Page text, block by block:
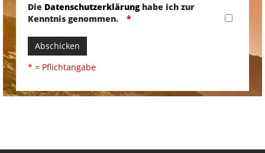
Die Datenschutzerklärunghabe ich zur
Kenntnis genommen.
Abschicken
* = Pflichtangabe